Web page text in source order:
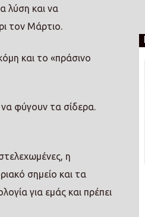
λύση και να
τον Μάρτιο.
και το «πράσινο
να φύγουν τα σίδερα.
η
σημείο και τα
για εμάς και πρέπει